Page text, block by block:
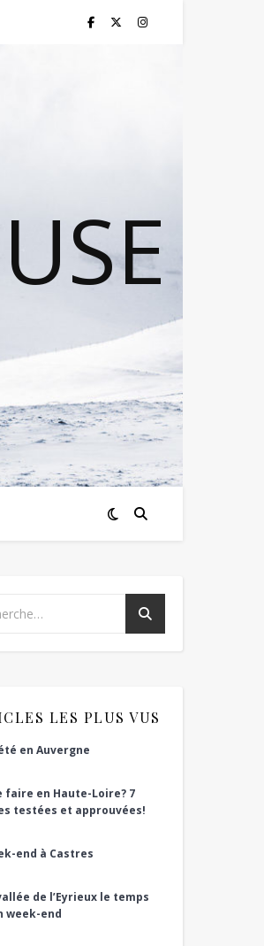
LES PLUS VUS
en Auvergne
faire en Haute-Loire? 7
testées et approuvées!
end à Castres
de l’Eyrieux le temps
week-end